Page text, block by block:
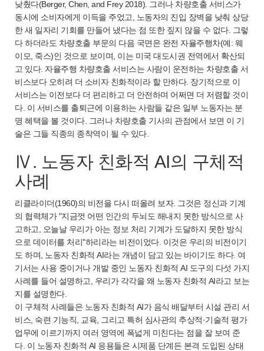
낮췄다(Berger, Chen, and Frey 2018). 그러나 차량호출 서비스가
동시에 소비자에게 이득을 주었고, 노동자의 진입 장벽을 낮춰 상당
한 새 일자리 기회를 만들어 냈다는 점 또한 짚지 않을 수 없다. 그렇
다 하더라도 차량호출 부문의 다음 국면은 완전 자율주행차(예: 웨
이모, 죽스)인 것으로 보이며, 이는 미국 대도시권 전역에서 확산되
고 있다. 자율주행 차량호출 서비스는 사람이 운전하는 차량호출 서
비스보다 오히려 더 소비자 친화적이라 할 만하다. 장기적으로 이
서비스는 이전보다 더 편리하고 더 안전하며 어쩌면 더 저렴할 것이
다. 이 서비스를 출퇴근에 이용하는 사람들 같은 일부 노동자는 분
명 혜택을 볼 것이다. 그러나 차량호출 기사의 관점에서 보면 이 기
술은 그들 직종의 종착역이 될 수 있다.
Ⅳ. 노동자 친화적 AI의 구체적
사례
리클라이더(1960)의 비전을 다시 떠올려 보자. 그것은 정신과 기계
의 협력체가 "지금껏 어떤 인간의 두뇌도 해내지 못한 방식으로 사
고하고, 오늘날 우리가 아는 정보 처리 기계가 도달하지 못한 방식
으로 데이터를 처리"하리라는 비전이었다. 이것은 우리의 비전이기
도 하며, 노동자 친화적 AI라는 개념이 담고 있는 바이기도 하다. 여
기서는 사용 중이거나 개발 중인 노동자 친화적 AI 도구의 다섯 가지
사례를 들어 설명하고, 우리가 각각을 왜 노동자 친화적 AI라고 보는
지를 설명한다.
이 구체적 사례들은 노동자 친화적 AI가 음식 배달부터 시설 관리 서
비스, 숙련 기능직, 교육, 그리고 특허 심사관의 추상적·기술적 평가
업무에 이르기까지 여러 영역에 폭넓게 미친다는 점을 잘 보여 준
다. 이 노동자 친화적 AI 응용들은 시제품 단계든 본격 도입된 상태